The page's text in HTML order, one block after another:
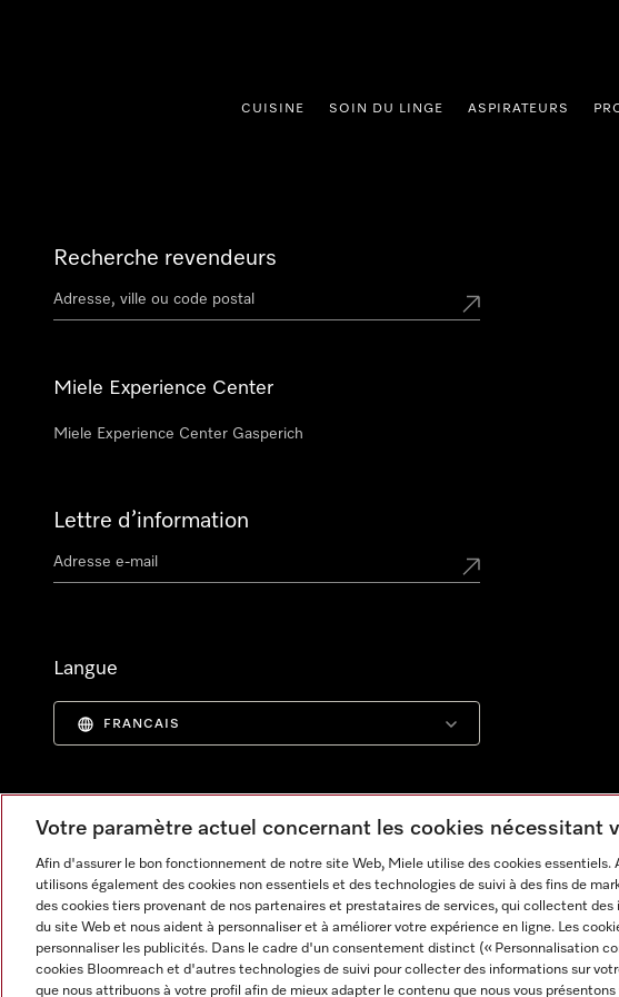
CUISINE SOIN DU LINGE ASPIRATEURS
Recherche revendeurs
Miele Experience Center
Miele Experience Center Gasperich
Lettre d’information
Langue
FRANCAIS
Informations légales CGV Protection des données Conditions
Votre paramètre actuel concernant les cookies nécessitant
Afin d'assurer le bon fonctionnement de notre site Web, Miele utilise des cookies essentiels.
utilisons également des cookies non essentiels et des technologies de suivi à des fins de
des cookies tiers provenant de nos partenaires et prestataires de services, qui collectent
du site Web et nous aident à personnaliser et à améliorer votre expérience en ligne. Les
personnaliser les publicités. Dans le cadre d'un consentement distinct (« Personnalisation
cookies Bloomreach et d'autres technologies de suivi pour collecter des informations sur
que nous attribuons à votre profil afin de mieux adapter le contenu que nous vous